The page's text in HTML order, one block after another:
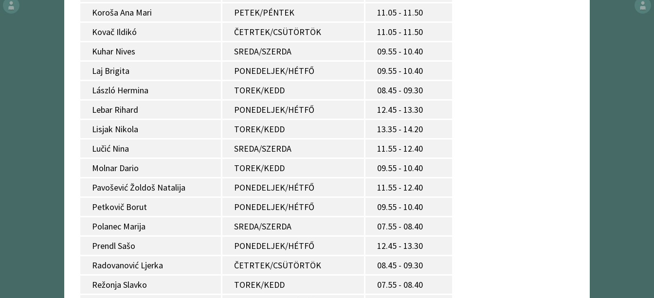
Koroša Ana Mari
PETEK/PÉNTEK
11.05 - 11.50
Kovač Ildikó
ČETRTEK/CSÜTÖRTÖK
11.05 - 11.50
Kuhar Nives
SREDA/SZERDA
09.55 - 10.40
Laj Brigita
PONEDELJEK/HÉTFŐ
09.55 - 10.40
László Hermina
TOREK/KEDD
08.45 - 09.30
Lebar Rihard
PONEDELJEK/HÉTFŐ
12.45 - 13.30
Lisjak Nikola
TOREK/KEDD
13.35 - 14.20
Lučić Nina
SREDA/SZERDA
11.55 - 12.40
Molnar Dario
TOREK/KEDD
09.55 - 10.40
Pavošević Žoldoš Natalija
PONEDELJEK/HÉTFŐ
11.55 - 12.40
Petkovič Borut
PONEDELJEK/HÉTFŐ
09.55 - 10.40
Polanec Marija
SREDA/SZERDA
07.55 - 08.40
Prendl Sašo
PONEDELJEK/HÉTFŐ
12.45 - 13.30
Radovanović Ljerka
ČETRTEK/CSÜTÖRTÖK
08.45 - 09.30
Režonja Slavko
TOREK/KEDD
07.55 - 08.40